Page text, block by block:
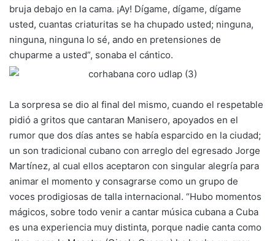
bruja debajo en la cama. ¡Ay! Dígame, dígame, dígame
usted, cuantas criaturitas se ha chupado usted; ninguna,
ninguna, ninguna lo sé, ando en pretensiones de
chuparme a usted”, sonaba el cántico.
La sorpresa se dio al final del mismo, cuando el respetable
pidió a gritos que cantaran Manisero, apoyados en el
rumor que dos días antes se había esparcido en la ciudad;
un son tradicional cubano con arreglo del egresado Jorge
Martínez, al cual ellos aceptaron con singular alegría para
animar el momento y consagrarse como un grupo de
voces prodigiosas de talla internacional. “Hubo momentos
mágicos, sobre todo venir a cantar música cubana a Cuba
es una experiencia muy distinta, porque nadie canta como